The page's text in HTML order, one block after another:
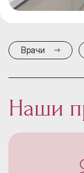
Врачи
Наши